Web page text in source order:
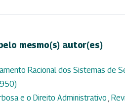
mesmo(s) autor(es)
Racional dos Sistemas de
e o Direito Administrativo ,